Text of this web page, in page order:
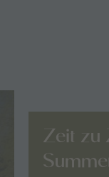
Zeit zu